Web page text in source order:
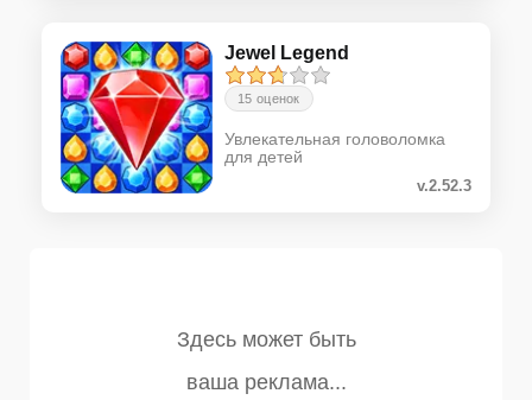
Jewel Legend
15 оценок
Увлекательная головоломка
для детей
v.2.52.3